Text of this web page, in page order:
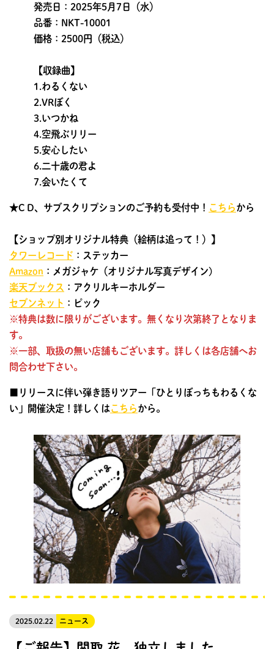
発売日：2025年5月7日（水）
品番：NKT-10001
価格：2500円（税込）
【収録曲】
1.わるくない
2.VRぼく
3.いつかね
4.空飛ぶリリー
5.安心したい
6.二十歳の君よ
7.会いたくて
★C D、サブスクリプションのご予約も受付中！ こちらから
【ショップ別オリジナル特典（絵柄は追って！）】
タワーレコード ：ステッカー
Amazon ：メガジャケ（オリジナル写真デザイン)
楽天ブックス ：アクリルキーホルダー
セブンネット ：ピック
※特典は数に限りがございます。無くなり次第終了となりま
す。
※一部、取扱の無い店舗もございます。詳しくは各店舗へお
問合わせ下さい。
■リリースに伴い弾き語りツアー「ひとりぼっちもわるくな
い」開催決定！詳しくはこちらから。
2025.02.22 ニュース